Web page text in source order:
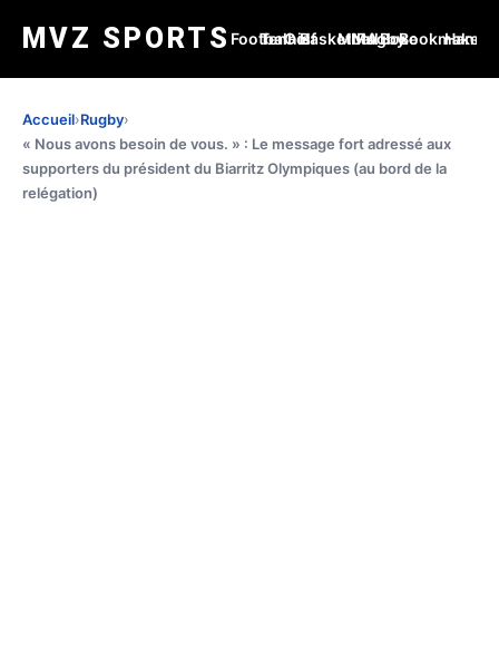
MVZ SPORTS Football
Tennis
GolfBasketball
MMARugby
BoxeBookmakers
Accueil›Rugby›
« Nous avons besoin de vous. » : Le message fort adressé aux
supporters du président du Biarritz Olympiques (au bord de la
relégation)